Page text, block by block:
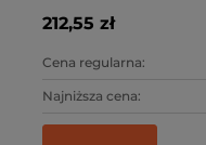
212,55 zł
Cena regularna:
Najniższa cena: